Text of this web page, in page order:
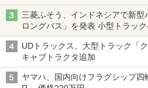
三菱ふそう、インドネシアで新
ロングバス」を発表 小型トラッ
バス
UDトラックス、大型トラック「
キャブトラクタ追加
ヤマハ、国内向けフラグシップ